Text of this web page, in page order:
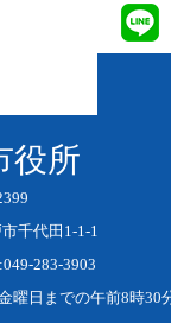
役所
千代田1-1-1
283-3903
曜日までの午前8時30